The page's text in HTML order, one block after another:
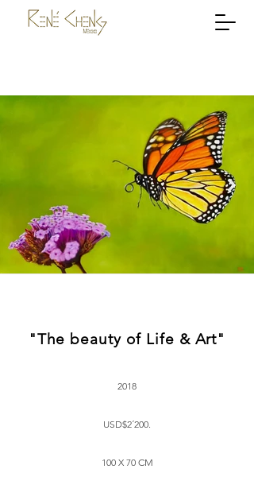
"The beauty of Life & Art"
2018
USD$2´200.
100 X 70 CM